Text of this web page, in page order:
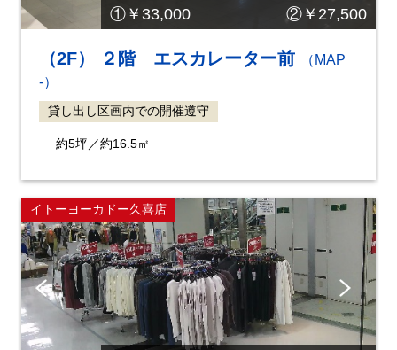
①￥33,000 ②￥27,500
（2F） ２階 エスカレーター前
（MAP
-）
貸し出し区画内での開催遵守
約5坪／約16.5㎡
イトーヨーカドー久喜店
Pre
vio
Ne
xt